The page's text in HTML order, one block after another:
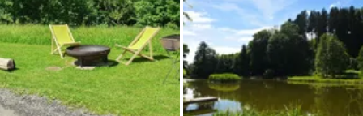
Tipps & Inspiration
Stories
Gutscheine